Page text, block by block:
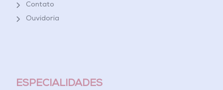
Contato
Ouvidoria
ESPECIALIDADES